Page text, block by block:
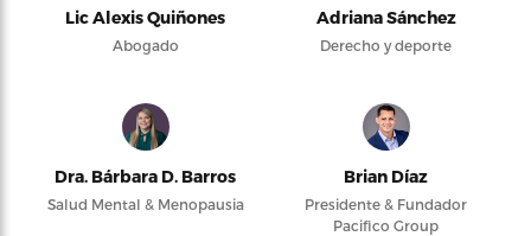
Lic Alexis Quiñones
Abogado
Adriana Sánchez
Derecho y deporte
Dra. Bárbara D. Barros
Salud Mental & Menopausia
Brian Díaz
Presidente & Fundador
Pacifico Group